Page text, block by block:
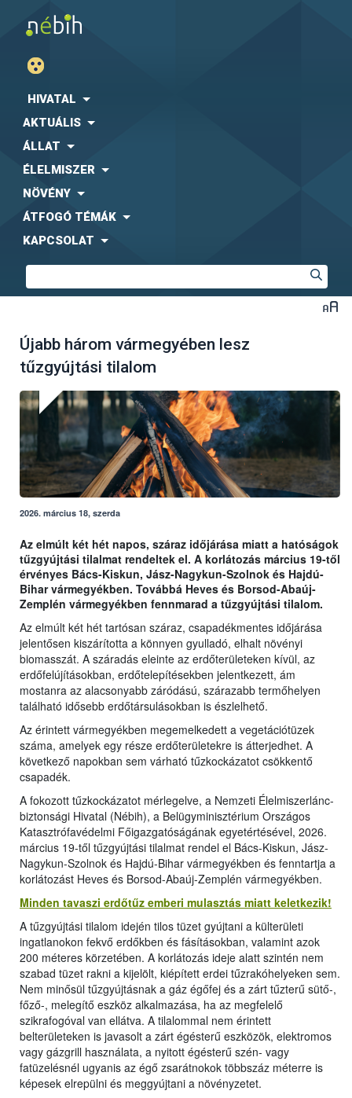
HIVATAL
AKTUÁLIS
ÁLLAT
ÉLELMISZER
NÖVÉNY
ÁTFOGÓ TÉMÁK
KAPCSOLAT
Újabb három vármegyében lesz
tűzgyújtási tilalom
2026. március 18, szerda
Az elmúlt két hét napos, száraz időjárása miatt a hatóságok
tűzgyújtási tilalmat rendeltek el. A korlátozás március 19-től
érvényes Bács-Kiskun, Jász-Nagykun-Szolnok és Hajdú-
Bihar vármegyékben. Továbbá Heves és Borsod-Abaúj-
Zemplén vármegyékben fennmarad a tűzgyújtási tilalom.
Az elmúlt két hét tartósan száraz, csapadékmentes időjárása
jelentősen kiszárította a könnyen gyulladó, elhalt növényi
biomasszát. A száradás eleinte az erdőterületeken kívül, az
erdőfelújításokban, erdőtelepítésekben jelentkezett, ám
mostanra az alacsonyabb záródású, szárazabb termőhelyen
található idősebb erdőtársulásokban is észlelhető.
Az érintett vármegyékben megemelkedett a vegetációtüzek
száma, amelyek egy része erdőterületekre is átterjedhet. A
következő napokban sem várható tűzkockázatot csökkentő
csapadék.
A fokozott tűzkockázatot mérlegelve, a Nemzeti Élelmiszerlánc-
biztonsági Hivatal (Nébih), a Belügyminisztérium Országos
Katasztrófavédelmi Főigazgatóságának egyetértésével, 2026.
március 19-től tűzgyújtási tilalmat rendel el Bács-Kiskun, Jász-
Nagykun-Szolnok és Hajdú-Bihar vármegyékben és fenntartja a
korlátozást Heves és Borsod-Abaúj-Zemplén vármegyékben.
Minden tavaszi erdőtűz emberi mulasztás miatt keletkezik!
A tűzgyújtási tilalom idején tilos tüzet gyújtani a külterületi
ingatlanokon fekvő erdőkben és fásításokban, valamint azok
200 méteres körzetében. A korlátozás ideje alatt szintén nem
szabad tüzet rakni a kijelölt, kiépített erdei tűzrakóhelyeken sem.
Nem minősül tűzgyújtásnak a gáz égőfej és a zárt tűzterű sütő-,
főző-, melegítő eszköz alkalmazása, ha az megfelelő
szikrafogóval van ellátva. A tilalommal nem érintett
belterületeken is javasolt a zárt égésterű eszközök, elektromos
vagy gázgrill használata, a nyitott égésterű szén- vagy
fatüzelésnél ugyanis az égő zsarátnokok többszáz méterre is
képesek elrepülni és meggyújtani a növényzetet.